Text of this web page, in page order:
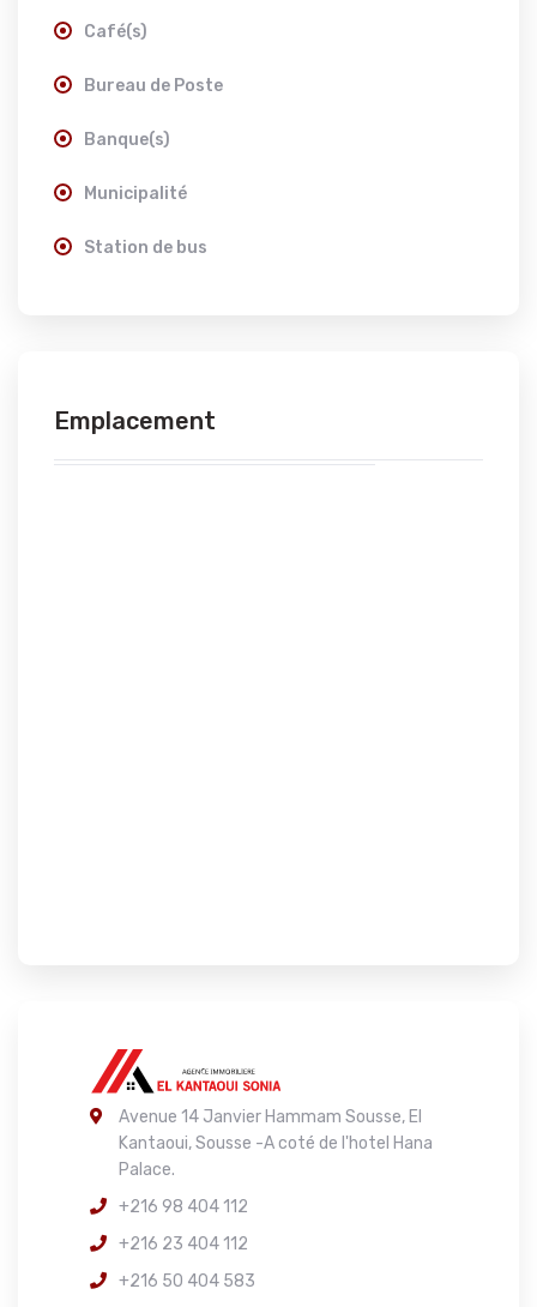
Café(s)
Bureau de Poste
Banque(s)
Municipalité
Station de bus
Emplacement
Avenue 14 Janvier Hammam Sousse, El
Kantaoui, Sousse -A coté de l'hotel Hana
Palace.
+216 98 404 112
+216 23 404 112
+216 50 404 583